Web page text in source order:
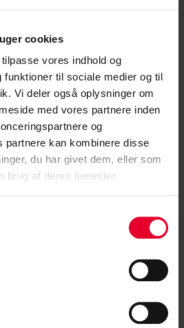
cookies
vores indhold og
funktioner til sociale medier og til
Vi deler også oplysninger om
med vores partnere inden
og
partnere kan kombinere disse
du har givet dem, eller som
brug af deres tjenester.